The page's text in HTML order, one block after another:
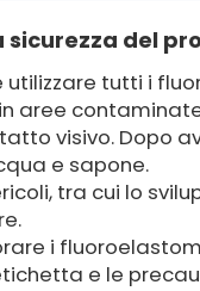
sicurezza del
utilizzare tutti i
aree
visivo. Dopo
e sapone.
tra cui lo
i
e le